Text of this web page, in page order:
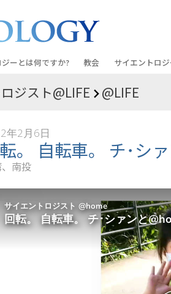
ーとは何ですか?
ジストたちが語るサイエ
ジストに会いましょう
ジーの基本原理
教会
教会を探す
上級
オーガニゼーション
フリーウィンズ
サイエントロジーを
世界にもたらす
サイエントロ
グランド・オー
デビッド･ミス
Scientologyの
ジスト@LIFE @LIFE
年2月6日
。 自転車。 チ･シ
南投